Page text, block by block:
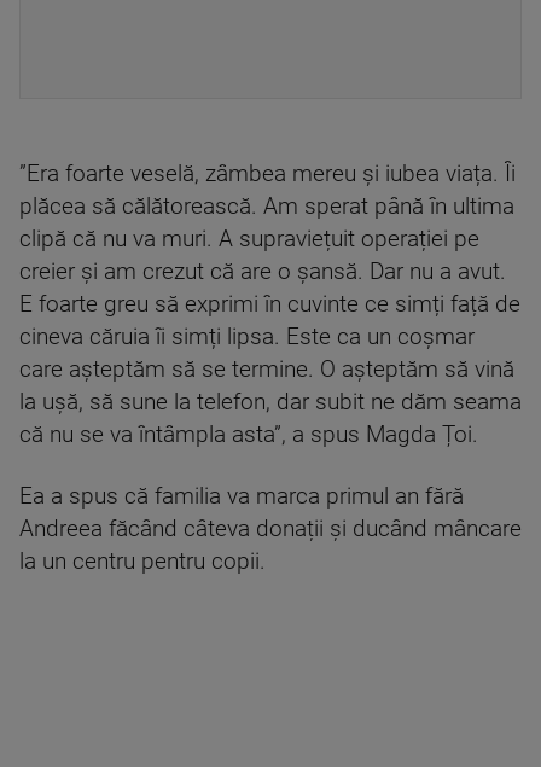
”Era foarte veselă, zâmbea mereu și iubea viața. Îi
plăcea să călătorească. Am sperat până în ultima
clipă că nu va muri. A supraviețuit operației pe
creier și am crezut că are o șansă. Dar nu a avut.
E foarte greu să exprimi în cuvinte ce simți față de
cineva căruia îi simți lipsa. Este ca un coșmar
care așteptăm să se termine. O așteptăm să vină
la ușă, să sune la telefon, dar subit ne dăm seama
că nu se va întâmpla asta”, a spus Magda Țoi.
Ea a spus că familia va marca primul an fără
Andreea făcând câteva donații și ducând mâncare
la un centru pentru copii.